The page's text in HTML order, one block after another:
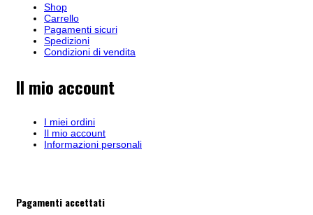
Shop
Carrello
Pagamenti sicuri
Spedizioni
Condizioni di vendita
Il mio account
I miei ordini
Il mio account
Informazioni personali
Pagamenti accettati